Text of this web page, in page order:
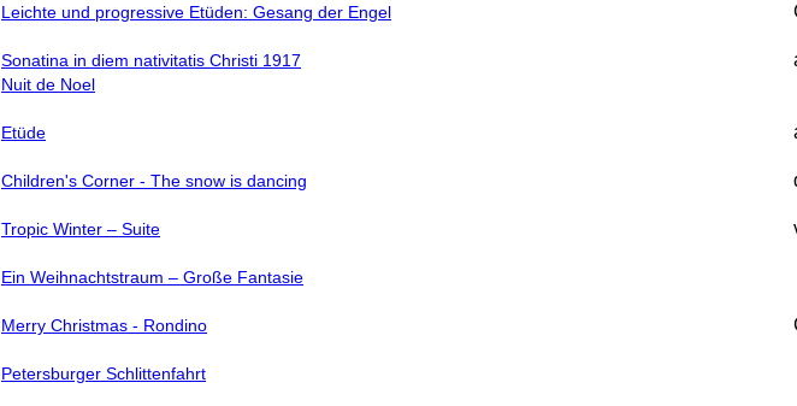
Leichte und progressive Etüden: Gesang der Engel
Sonatina in diem nativitatis Christi 1917
Nuit de Noel
Etüde
Children's Corner - The snow is dancing
Tropic Winter – Suite
Ein Weihnachtstraum – Große Fantasie
Merry Christmas - Rondino
Petersburger Schlittenfahrt